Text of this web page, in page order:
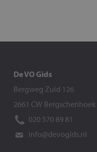
De VO Gids
Bergweg Zuid 126
2661 CW Bergschenhoek
020 570 89 81
info@devogids.nl